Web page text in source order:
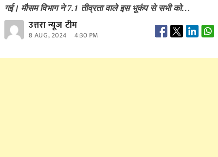
गई। मौसम विभाग ने 7.1 तीव्रता वाले इस भूकंप से सभी को…
उत्तरा न्यूज टीम
8 AUG, 2024 4:30 PM